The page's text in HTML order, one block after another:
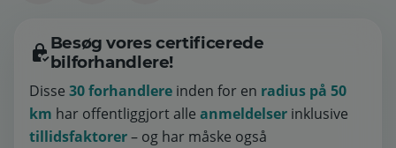
Besøg vores certificerede
bilforhandlere!
Disse 30 forhandlere inden for en radius på 50
km har offentliggjort alle anmeldelser inklusive
tillidsfaktorer– og har måske også